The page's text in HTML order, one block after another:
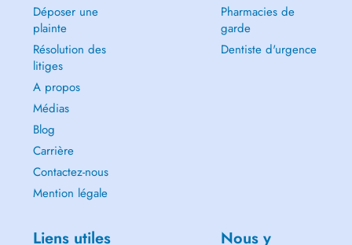
Déposer une
plainte
Résolution des
litiges
A propos
Médias
Blog
Carrière
Contactez-nous
Mention légale
Pharmacies de
garde
Dentiste d'urgence
Liens utiles
Nous y